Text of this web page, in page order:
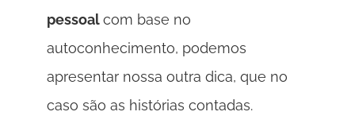
pessoal com base no
autoconhecimento, podemos
apresentar nossa outra dica, que no
caso são as histórias contadas.